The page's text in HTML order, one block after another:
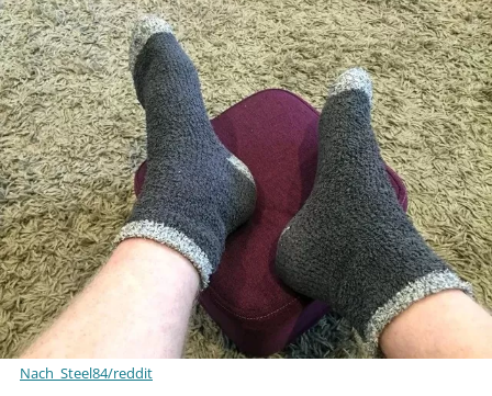
Nach_Steel84/reddit